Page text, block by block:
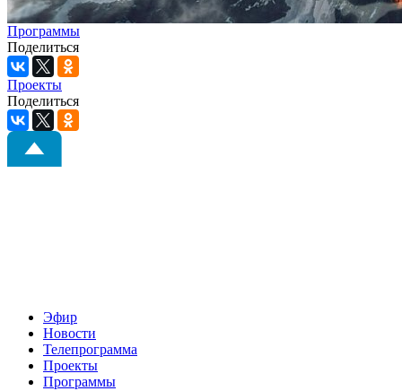
Программы
Поделиться
Проекты
Поделиться
Эфир
Новости
Телепрограмма
Проекты
Программы